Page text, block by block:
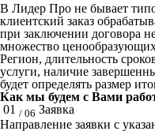
В Лидер Про не бывает
клиентский заказ
при заключении договора
множество
Регион, длительность
услуги, наличие
будет определять размер
Как мы будем с Вами
01 / 06 Заявка
Направление заявки с